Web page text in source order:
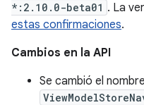
*:2.10.0-beta01 . La
estas confirmaciones.
Cambios en la API
Se cambió el